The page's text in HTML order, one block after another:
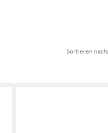
Sortieren nach: